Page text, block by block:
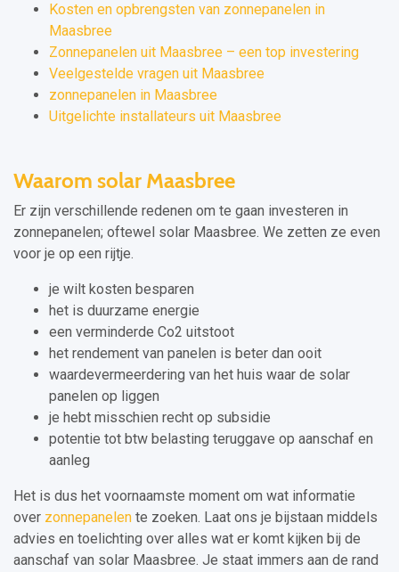
Kosten en opbrengsten van zonnepanelen in
Maasbree
Zonnepanelen uit Maasbree – een top investering
Veelgestelde vragen uit Maasbree
zonnepanelen in Maasbree
Uitgelichte installateurs uit Maasbree
Waarom solar Maasbree
Er zijn verschillende redenen om te gaan investeren in
zonnepanelen; oftewel solar Maasbree. We zetten ze even
voor je op een rijtje.
je wilt kosten besparen
het is duurzame energie
een verminderde Co2 uitstoot
het rendement van panelen is beter dan ooit
waardevermeerdering van het huis waar de solar
panelen op liggen
je hebt misschien recht op subsidie
potentie tot btw belasting teruggave op aanschaf en
aanleg
Het is dus het voornaamste moment om wat informatie
over zonnepanelen te zoeken. Laat ons je bijstaan middels
advies en toelichting over alles wat er komt kijken bij de
aanschaf van solar Maasbree. Je staat immers aan de rand